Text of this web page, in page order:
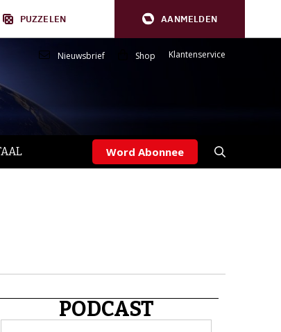
PUZZELEN AANMELDEN
Nieuwsbrief Shop Klantenservice
Word Abonnee
PODCAST